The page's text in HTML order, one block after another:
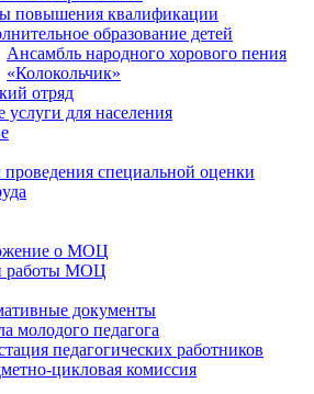
повышения квалификации
образование детей
Ансамбль народного хорового пения
«Колокольчик»
отряд
услуги для населения
проведения специальной оценки
о МОЦ
работы МОЦ
документы
молодого педагога
педагогических работников
цикловая комиссия